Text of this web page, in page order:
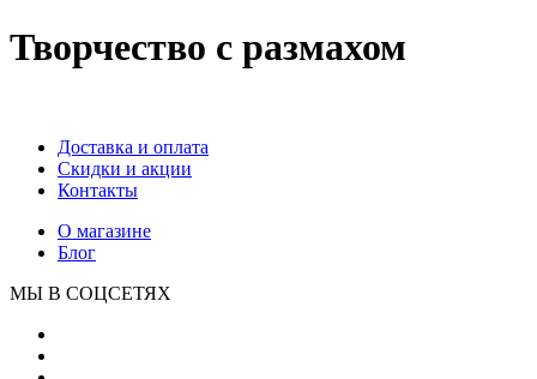
Творчество с размахом
Доставка и оплата
Скидки и акции
Контакты
О магазине
Блог
МЫ В СОЦСЕТЯХ